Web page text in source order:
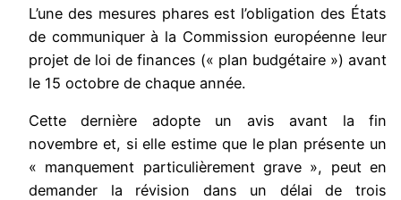
L’une des mesures phares est l’obligation des États
de communiquer à la Commission européenne leur
projet de loi de finances (« plan budgétaire ») avant
le 15 octobre de chaque année.
Cette dernière adopte un avis avant la fin
novembre et, si elle estime que le plan présente un
« manquement particulièrement grave », peut en
demander la révision dans un délai de trois